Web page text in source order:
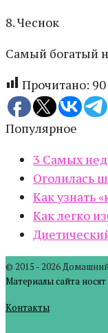
8. Чеснок
Самый богатый
Прочитано: 90
Популярное
3 Самых
Оголилась
Как узнать
Как легко
© 2015 - 2026
Материалы сайта
Контакты